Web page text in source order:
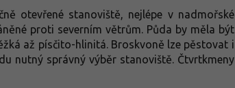
otevřené stanoviště, nejlépe v nadmořské
proti severním větrům. Půda by měla být
až písčito-hlinitá. Broskvoně lze pěstovat i
nutný správný výběr stanoviště. Čtvrtkmeny